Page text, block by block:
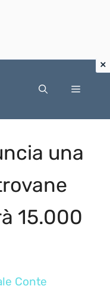
Menu
una
15.000
Conte